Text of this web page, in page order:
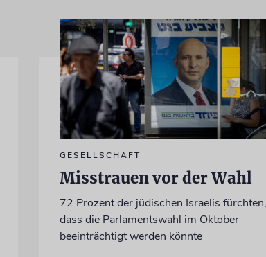
GESELLSCHAFT
Misstrauen vor der Wahl
72 Prozent der jüdischen Israelis fürchten,
dass die Parlamentswahl im Oktober
beeinträchtigt werden könnte